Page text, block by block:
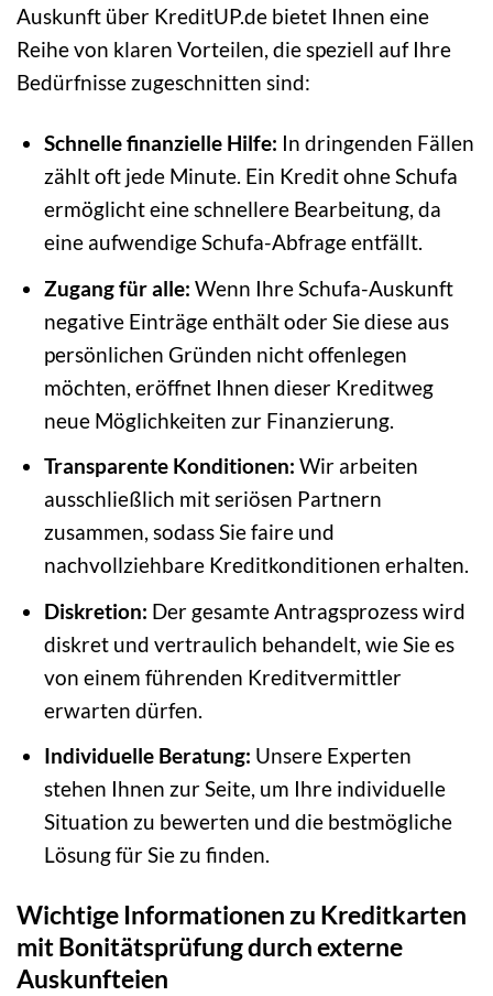
Auskunft über KreditUP.de bietet Ihnen eine
Reihe von klaren Vorteilen, die speziell auf Ihre
Bedürfnisse zugeschnitten sind:
Schnelle finanzielle Hilfe: In dringenden Fällen
zählt oft jede Minute. Ein Kredit ohne Schufa
ermöglicht eine schnellere Bearbeitung, da
eine aufwendige Schufa-Abfrage entfällt.
Zugang für alle: Wenn Ihre Schufa-Auskunft
negative Einträge enthält oder Sie diese aus
persönlichen Gründen nicht offenlegen
möchten, eröffnet Ihnen dieser Kreditweg
neue Möglichkeiten zur Finanzierung.
Transparente Konditionen: Wir arbeiten
ausschließlich mit seriösen Partnern
zusammen, sodass Sie faire und
nachvollziehbare Kreditkonditionen erhalten.
Diskretion: Der gesamte Antragsprozess wird
diskret und vertraulich behandelt, wie Sie es
von einem führenden Kreditvermittler
erwarten dürfen.
Individuelle Beratung: Unsere Experten
stehen Ihnen zur Seite, um Ihre individuelle
Situation zu bewerten und die bestmögliche
Lösung für Sie zu finden.
Wichtige Informationen zu Kreditkarten
mit Bonitätsprüfung durch externe
Auskunfteien